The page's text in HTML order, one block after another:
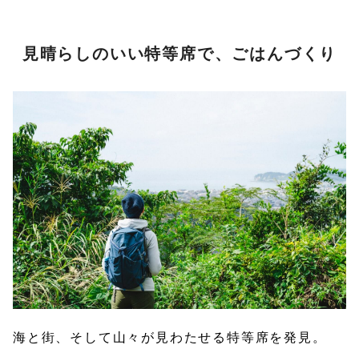
見晴らしのいい特等席で、ごはんづくり
海と街、そして山々が見わたせる特等席を発見。